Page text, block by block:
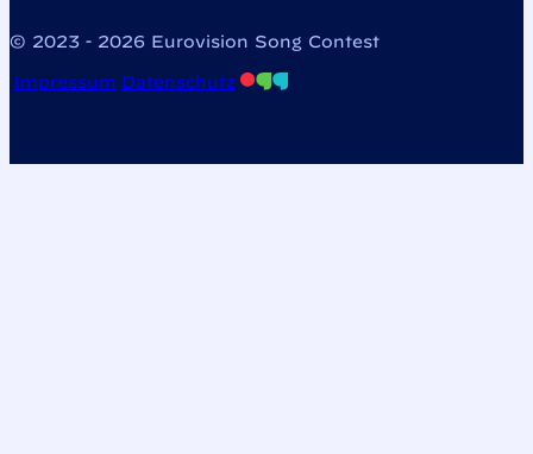
© 2023 - 2026 Eurovision Song Contest
Impressum Datenschutz